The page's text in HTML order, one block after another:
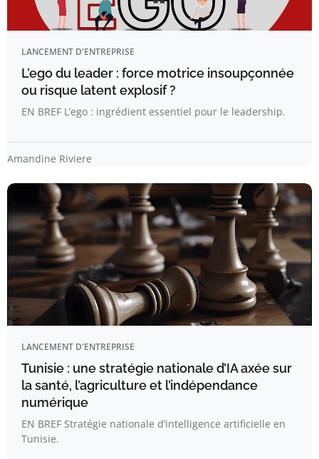
LANCEMENT D'ENTREPRISE
L’ego du leader : force motrice insoupçonnée
ou risque latent explosif ?
EN BREF L’ego : ingrédient essentiel pour le leadership.
Amandine Riviere
LANCEMENT D'ENTREPRISE
Tunisie : une stratégie nationale d’IA axée sur
la santé, l’agriculture et l’indépendance
numérique
EN BREF Stratégie nationale d’intelligence artificielle en
Tunisie.